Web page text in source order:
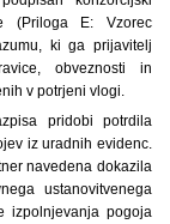
(Priloga E: Vzorec
ki ga prijavitelj
obveznosti in
v potrjeni vlogi.
pridobi potrdila
iz uradnih evidenc.
navedena dokazila
ustanovitvenega
izpolnjevanja pogoja